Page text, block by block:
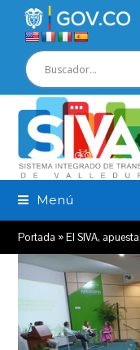
Menú
Portada »El SIVA,